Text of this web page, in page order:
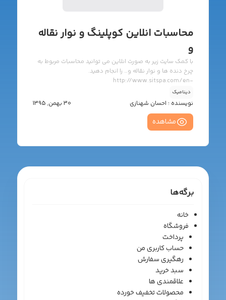
برگه‌ها
خانه
فروشگاه
پرداخت
حساب کاربری من
رهگیری سفارش
سبد خرید
علاقمندی ها
محصولات تخفیف خورده
محاسبات انلاین کوپلینگ و نوار نقاله
و
با کمک سایت زیر به صورت انلاین می توانید محاسبات مربوط به
چرخ دنده ها و نوار نقاله و… را انجام دهید.
http://www.sitspa.com/en-
US/Sit_Home_page_en.html
دینامیک
نویسنده : احسان شهنازی 30 بهمن, 1395
مشاهده